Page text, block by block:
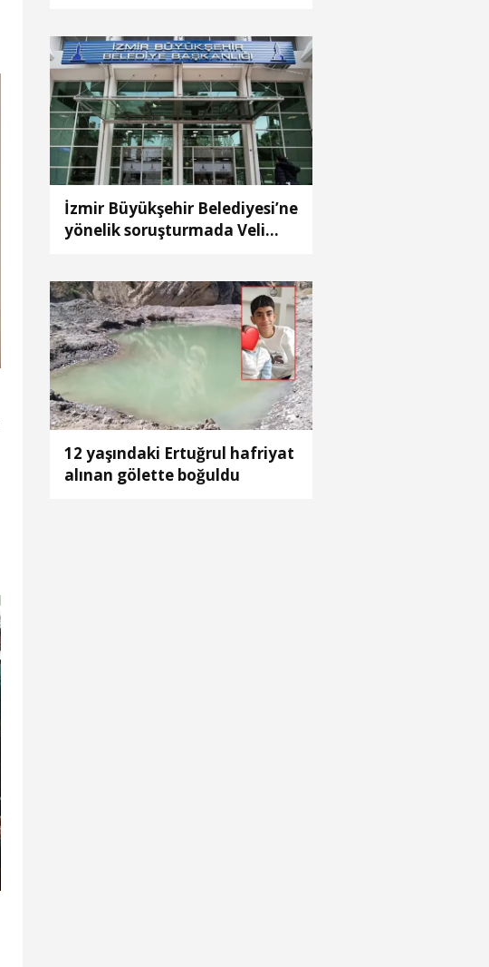
İzmir Büyükşehir Belediyesi’ne
yönelik soruşturmada Veli
12 yaşındaki Ertuğrul hafriyat
alınan gölette boğuldu